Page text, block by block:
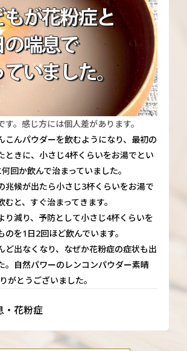
。感じ方には個人差があります。
こんパウダーを飲むようになり、最初の
ときに、小さじ4杯くらいをお湯でとい
回か飲んで治まっていました。
兆候が出たら小さじ3杯くらいをお湯で
むと、すぐ治まってきます。
り減り、予防として小さじ4杯くらいを
のを1日2回ほど飲んでいます。
ど出なくなり、なぜか花粉症の症状も出
。自然パワーのレンコンパウダー素晴
がとうございました。
・花粉症